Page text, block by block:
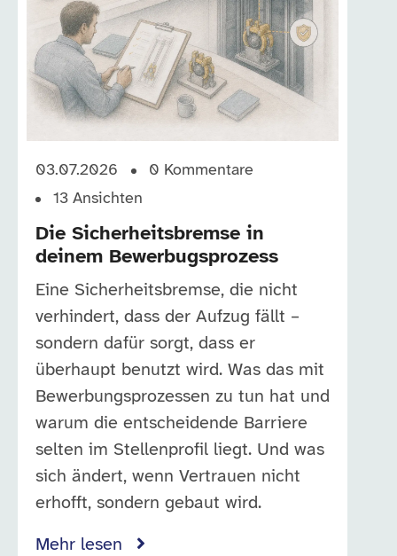
03.07.2026 0 Kommentare
13 Ansichten
Die Sicherheitsbremse in
deinem Bewerbugsprozess
Eine Sicherheitsbremse, die nicht
verhindert, dass der Aufzug fällt –
sondern dafür sorgt, dass er
überhaupt benutzt wird. Was das mit
Bewerbungsprozessen zu tun hat und
warum die entscheidende Barriere
selten im Stellenprofil liegt. Und was
sich ändert, wenn Vertrauen nicht
erhofft, sondern gebaut wird.
Mehr lesen